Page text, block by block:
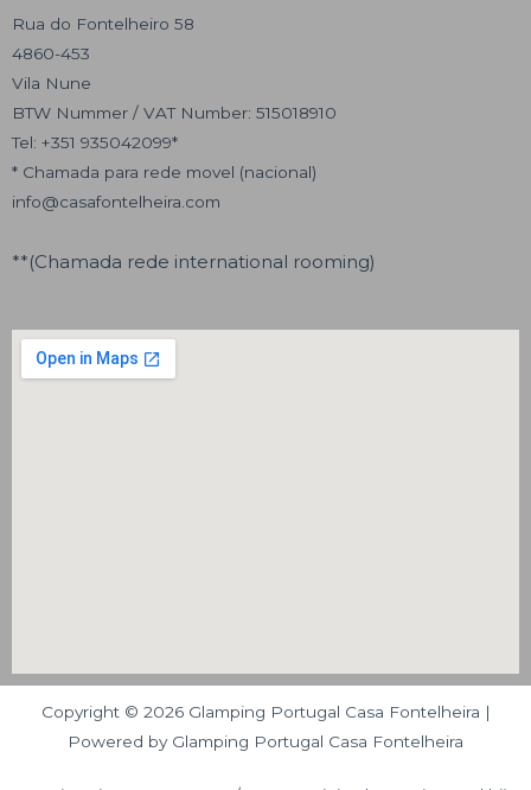
Rua do Fontelheiro 58
4860-453
Vila Nune
BTW Nummer / VAT Number: 515018910
Tel: +351 935042099*
* Chamada para rede movel (nacional)
info@casafontelheira.com
**(Chamada rede international rooming)
Copyright © 2026 Glamping Portugal Casa Fontelheira |
Powered by Glamping Portugal Casa Fontelheira